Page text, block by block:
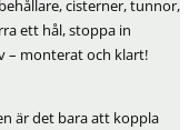
cisterner, tunnor,
ett hål, stoppa in
– monterat och klart!
är det bara att koppla